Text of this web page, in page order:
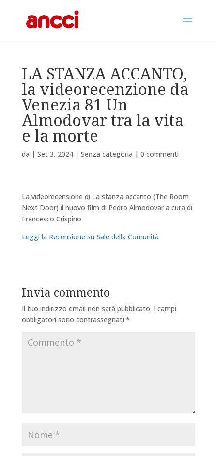
LA STANZA ACCANTO,
la videorecenzione da
Venezia 81 Un
Almodovar tra la vita
e la morte
da | Set 3, 2024| Senza categoria | 0 commenti
La videorecensione di La stanza accanto (The Room
Next Door) il nuovo film di Pedro Almodovar a cura di
Francesco Crispino
Leggi la Recensione su Sale della Comunità
Invia commento
Il tuo indirizzo email non sarà pubblicato. I campi
obbligatori sono contrassegnati *